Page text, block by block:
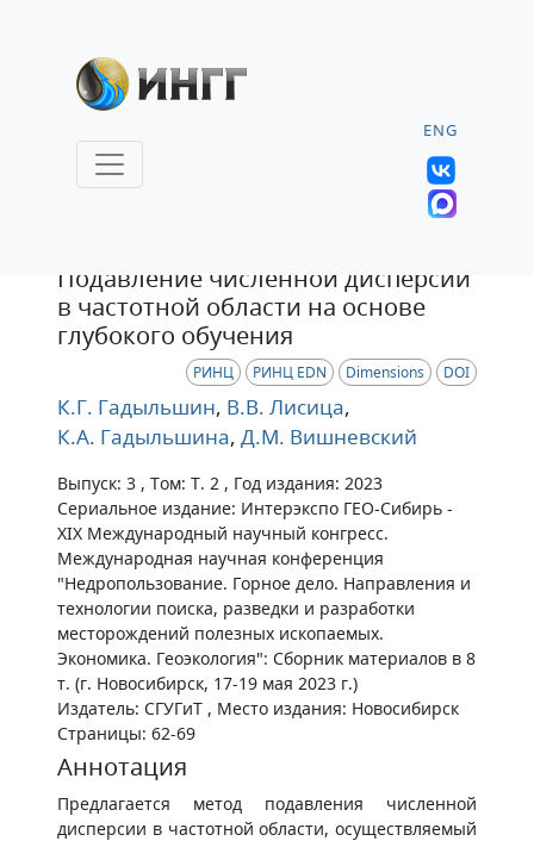
ENG
Подавление численной дисперсии
в частотной области на основе
глубокого обучения
РИНЦ РИНЦ EDN Dimensions DOI
К.Г. Гадыльшин, В.В. Лисица,
К.А. Гадыльшина, Д.М. Вишневский
Выпуск: 3 , Том: Т. 2 , Год издания: 2023
Сериальное издание: Интерэкспо ГЕО-Сибирь -
XIX Международный научный конгресс.
Международная научная конференция
"Недропользование. Горное дело. Направления и
технологии поиска, разведки и разработки
месторождений полезных ископаемых.
Экономика. Геоэкология": Сборник материалов в 8
т. (г. Новосибирск, 17-19 мая 2023 г.)
Издатель: СГУГиТ , Место издания: Новосибирск
Страницы: 62-69
Аннотация
Предлагается метод подавления численной
дисперсии в частотной области, осуществляемый